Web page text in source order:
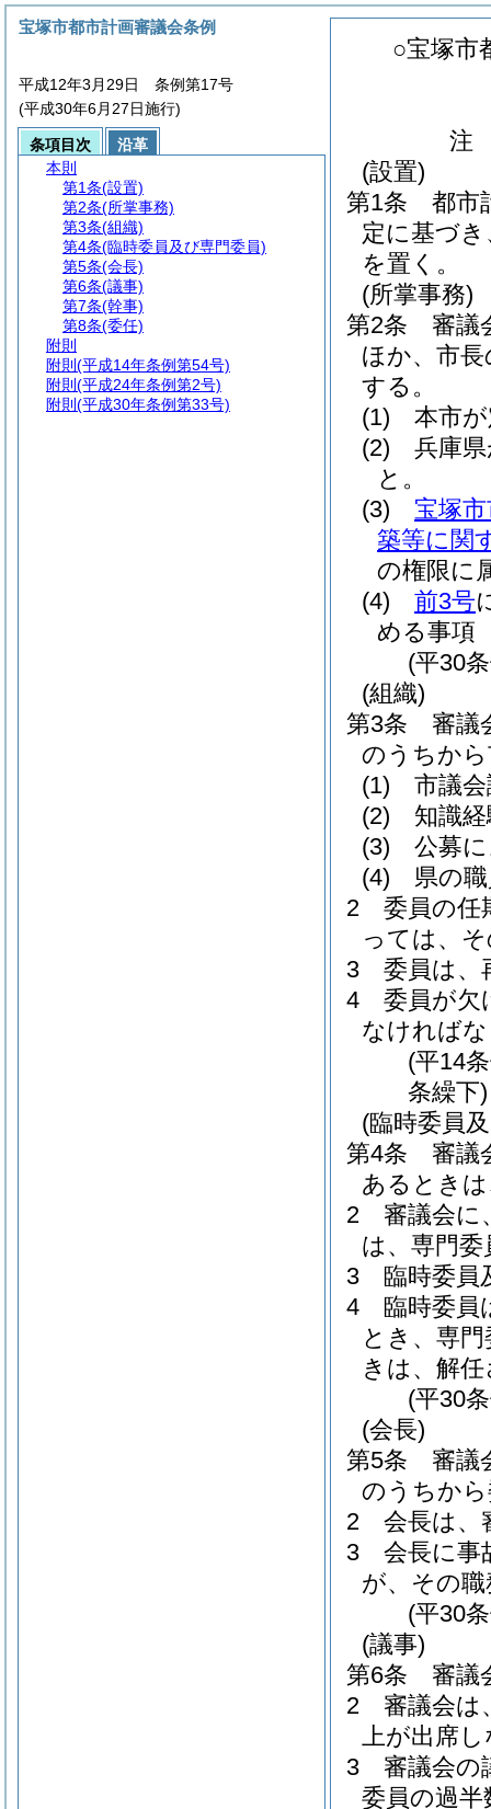
○宝塚市
注
(設置)
第1条
都市
定に基づ
を置く。
(所掌事務)
第2条
審議
ほか、市
する。
(1)
本市
(2)
兵庫
と。
(3)
宝塚
築等に関
の権限に
(4)
前3号
める事項
(平30
(組織)
第3条
審議
のうちか
(1)
市議
(2)
知識
(3)
公募
(4)
県の
2
委員の任
っては、
3
委員は、
4
委員が欠
なければ
(平14
条繰下)
(臨時委員
第4条
審議
あるとき
2
審議会に
は、専門
3
臨時委員
4
臨時委員
とき、専
きは、解
(平30
(会長)
第5条
審議
のうちか
2
会長は、
3
会長に事
が、その
(平30
(議事)
第6条
審議
2
審議会は
上が出席
3
審議会の
委員の過
宝塚市都市計画審議会条例
平成12年3月29日 条例第17号
(平成30年6月27日施行)
条項目次
沿革
本則
第1条(設置)
第2条(所掌事務)
第3条(組織)
第4条(臨時委員及び専門委員)
第5条(会長)
第6条(議事)
第7条(幹事)
第8条(委任)
附則
附則 (平成14年条例第54号)
附則 (平成24年条例第2号)
附則 (平成30年条例第33号)